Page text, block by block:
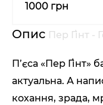
1000 грн
Опис Пер Ґінт -
П’єса «Пер Ґінт»
актуальна. А
кохання, зрада,